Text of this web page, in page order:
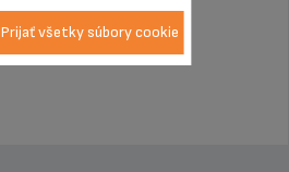
Prijať všetky súbory cookie